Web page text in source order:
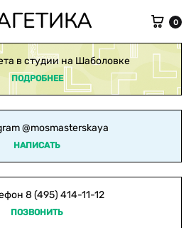
0
в студии на Шаболовке
ПОДРОБНЕЕ
@mosmasterskaya
НАПИСАТЬ
8 (495) 414-11-12
ПОЗВОНИТЬ